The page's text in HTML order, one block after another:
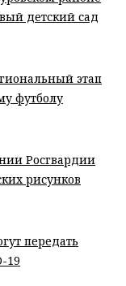
детский сад
этап
футболу
Росгвардии
рисунков
передать
19